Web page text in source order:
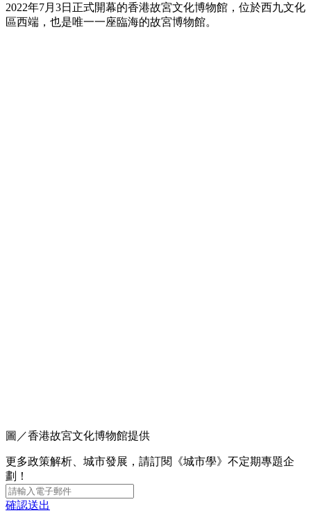
2022年7月3日正式開幕的香港故宮文化博物館，位於西九文化
區西端，也是唯一一座臨海的故宮博物館。
圖／香港故宮文化博物館提供
更多政策解析、城市發展，請訂閱《城市學》不定期專題企
劃！
確認送出